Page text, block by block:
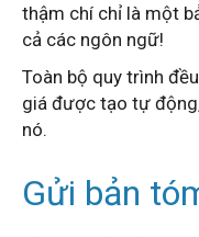
thậm chí chỉ là một
cả các ngôn ngữ!
Toàn bộ quy trình
giá được tạo tự
nó.
Gửi bản